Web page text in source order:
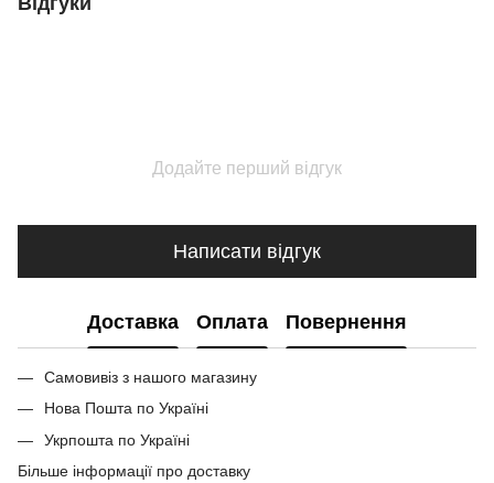
Додайте перший відгук
Написати відгук
Доставка Оплата Повернення
Самовивіз з нашого магазину
Нова Пошта по Україні
Укрпошта по Україні
Більше інформації про доставку